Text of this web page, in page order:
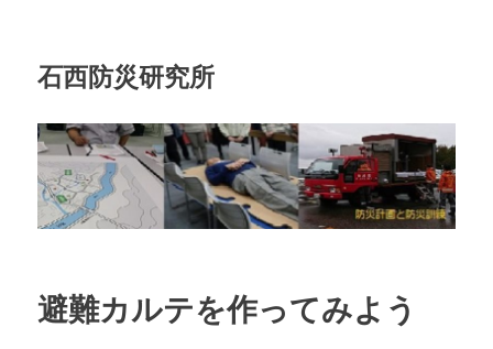
石西防災研究所
避難カルテを作ってみよう